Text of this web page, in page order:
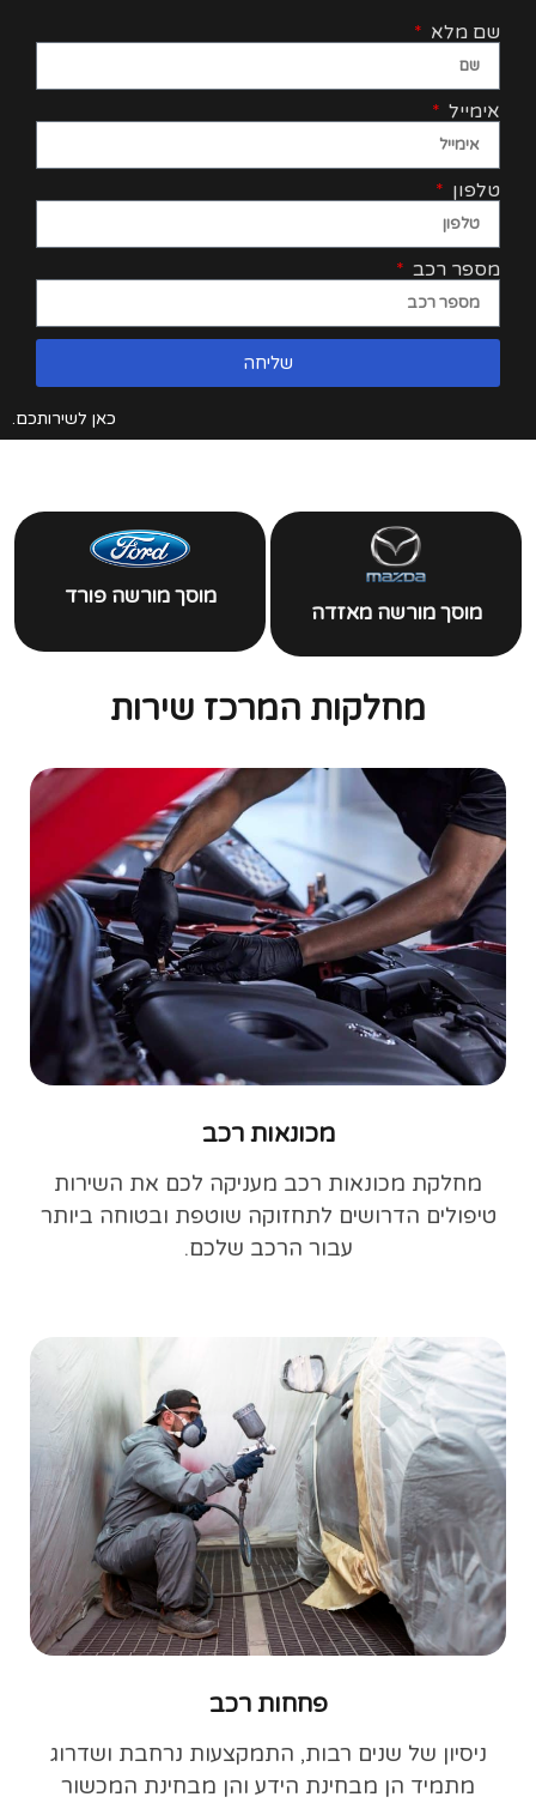
שם מלא
אימייל
טלפון
מספר רכב
שליחה
כאן לשירותכם.
מוסך מורשה מאזדה
מוסך מורשה פורד
מחלקות המרכז שירות
מכונאות רכב
מחלקת מכונאות רכב מעניקה לכם את השירות
טיפולים הדרושים לתחזוקה שוטפת ובטוחה ביותר
עבור הרכב שלכם.
פחחות רכב
ניסיון של שנים רבות, התמקצעות נרחבת ושדרוג
מתמיד הן מבחינת הידע והן מבחינת המכשור